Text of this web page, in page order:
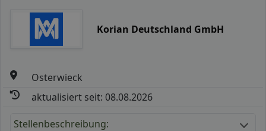
Korian Deutschland GmbH
Osterwieck
aktualisiert seit: 08.08.2026
Stellenbeschreibung: